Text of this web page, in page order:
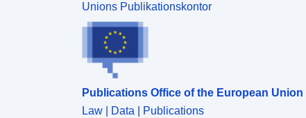
Unions Publikationskontor
Publications Office of the European Union
Law | Data | Publications